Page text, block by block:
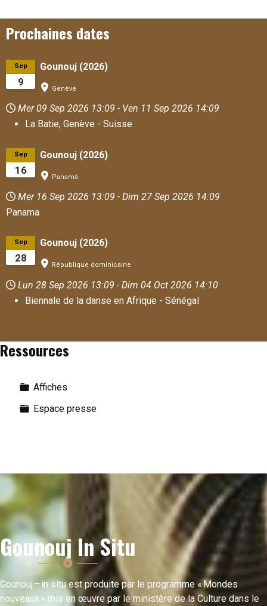
Prochaines dates
9
Sep Gounouj (2026)
Genève
Mer 09 Sep 2026 13:09 - Ven 11 Sep 2026 14:09
La Batie, Genève - Suisse
16
Sep Gounouj (2026)
Panamá
Mer 16 Sep 2026 13:09 - Dim 27 Sep 2026 14:09
Panama
28
Sep Gounouj (2026)
République dominicaine
Lun 28 Sep 2026 13:09 - Dim 04 Oct 2026 14:10
Biennale de la danse en Afrique - Sénégal
Ressources
Dossier
Affiches
Dossier
Espace presse
Gounouj In Situ
Gounouj – in situ est produite par le programme « Mondes
nouveaux » mis en œuvre par le ministère de la Culture dans le